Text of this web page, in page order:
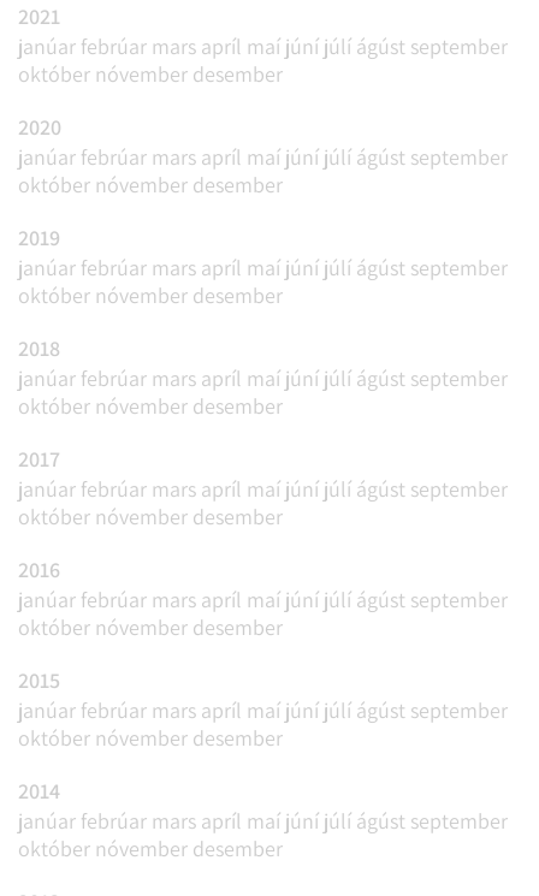
2021
janúar febrúar mars apríl maí júní júlí ágúst september
október nóvember desember
2020
janúar febrúar mars apríl maí júní júlí ágúst september
október nóvember desember
2019
janúar febrúar mars apríl maí júní júlí ágúst september
október nóvember desember
2018
janúar febrúar mars apríl maí júní júlí ágúst september
október nóvember desember
2017
janúar febrúar mars apríl maí júní júlí ágúst september
október nóvember desember
2016
janúar febrúar mars apríl maí júní júlí ágúst september
október nóvember desember
2015
janúar febrúar mars apríl maí júní júlí ágúst september
október nóvember desember
2014
janúar febrúar mars apríl maí júní júlí ágúst september
október nóvember desember